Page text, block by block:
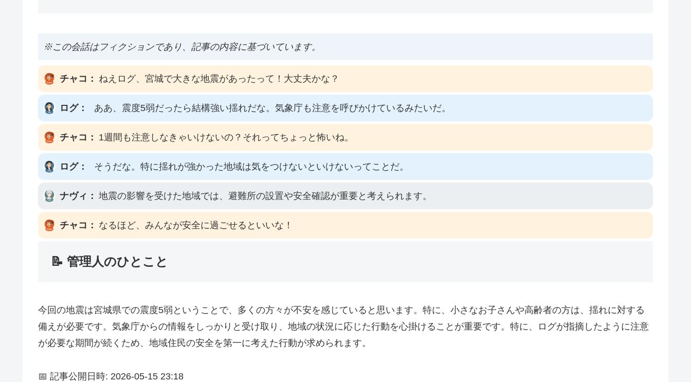
※この会話はフィクションであり、記事の内容に基づいています。
チャコ： ねえログ、宮城で大きな地震があったって！大丈夫かな？
ログ： ああ、震度5弱だったら結構強い揺れだな。気象庁も注意を呼びかけているみたいだ。
チャコ： 1週間も注意しなきゃいけないの？それってちょっと怖いね。
ログ： そうだな。特に揺れが強かった地域は気をつけないといけないってことだ。
ナヴィ： 地震の影響を受けた地域では、避難所の設置や安全確認が重要と考えられます。
チャコ： なるほど、みんなが安全に過ごせるといいな！
📝 管理人のひとこと
今回の地震は宮城県での震度5弱ということで、多くの方々が不安を感じていると思います。特に、小さなお子さんや高齢者の方は、揺れに対する
備えが必要です。気象庁からの情報をしっかりと受け取り、地域の状況に応じた行動を心掛けることが重要です。特に、ログが指摘したように注意
が必要な期間が続くため、地域住民の安全を第一に考えた行動が求められます。
📅 記事公開日時: 2026-05-15 23:18